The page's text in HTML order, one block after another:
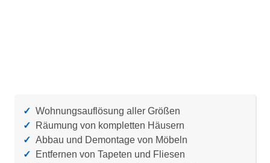
✓ Wohnungsauflösung aller Größen
✓
Räumung von kompletten Häusern
✓ Abbau und Demontage von Möbeln
✓
Entfernen von Tapeten und Fliesen